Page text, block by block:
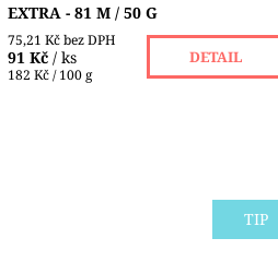
EXTRA - 81 M / 50 G
75,21 Kč bez DPH
91 Kč / ks
182 Kč / 100 g
DETAIL
TIP